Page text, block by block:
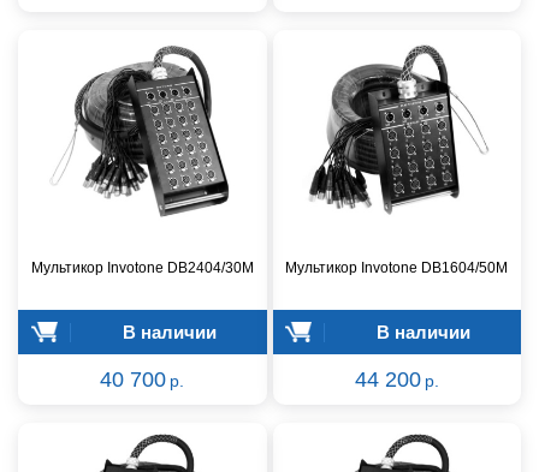
Мультикор Invotone DB2404/30M
В наличии
40 700 р.
Мультикор Invotone DB1604/50M
В наличии
44 200 р.